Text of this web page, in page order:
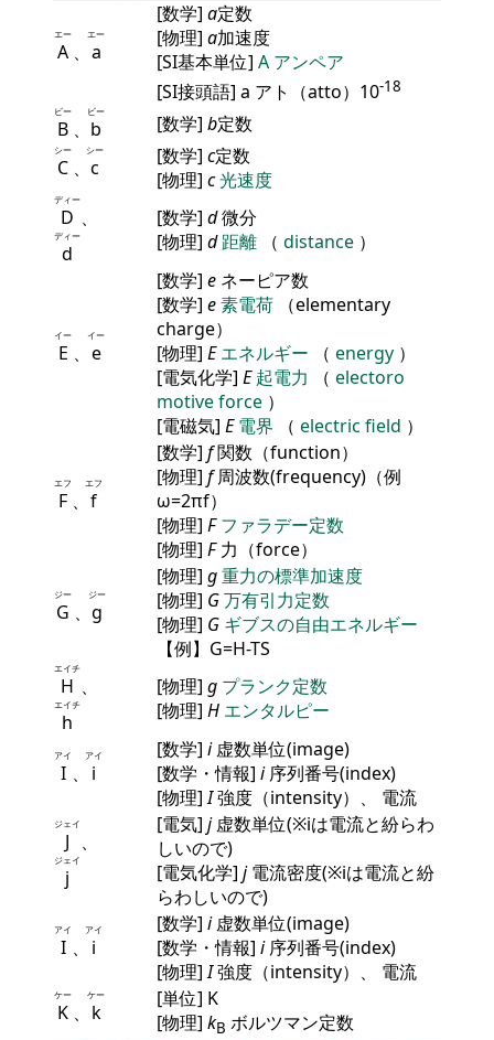
A
エー
、 a
エー
[数学] a定数
[物理] a加速度
[SI基本単位] A アンペア
[SI接頭語] a アト（atto）10-18
B
ビー
、 b
ビー
[数学] b定数
C
シー
、 c
シー [数学] c定数
[物理] c光速度
D
ディー
、
d
ディー
[数学] d微分
[物理] d距離 （ distance ）
E
イー
、 e
イー
[数学] e ネーピア数
[数学] e素電荷
（elementary
charge）
[物理] E エネルギー （ energy ）
[電気化学] E 起電力 （ electoro
motive force ）
[電磁気] E 電界 （ electric field ）
F
エフ
、 f
エフ
[数学] f関数（function）
[物理] f周波数(frequency)（例
ω=2πf）
[物理] F ファラデー定数
[物理] F力（force）
G
ジー
、 g
ジー
[物理] g重力の標準加速度
[物理] G万有引力定数
[物理] G ギブスの自由エネルギー
【例】G=H-TS
H
エイチ
、
h
エイチ
[物理] g プランク定数
[物理] H エンタルピー
I
アイ
、 i
アイ [数学] i虚数単位(image)
[数学・情報] i序列番号(index)
[物理]I強度（intensity）、 電流
J
ジェイ
、
j
ジェイ
[電気] j虚数単位(※iは電流と紛らわ
しいので)
[電気化学] j電流密度(※iは電流と紛
らわしいので)
I
アイ
、 i
アイ [数学] i虚数単位(image)
[数学・情報] i序列番号(index)
[物理]I強度（intensity）、 電流
K
ケー
、 k
ケー
[単位] K
[物理] kB ボルツマン定数